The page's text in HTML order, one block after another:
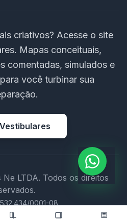
criativos? Acesse o site
Mapas conceituais,
comentadas, simulados e
você turbinar sua
LTDA. Todos os direitos
0001-08